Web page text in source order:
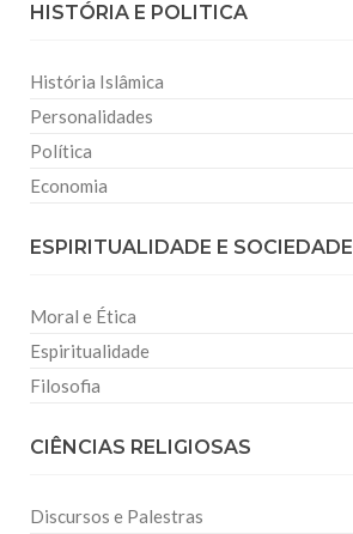
HISTÓRIA E POLITICA
História Islâmica
Personalidades
Política
Economia
ESPIRITUALIDADE E SOCIEDADE
Moral e Ética
Espiritualidade
Filosofia
CIÊNCIAS RELIGIOSAS
Discursos e Palestras